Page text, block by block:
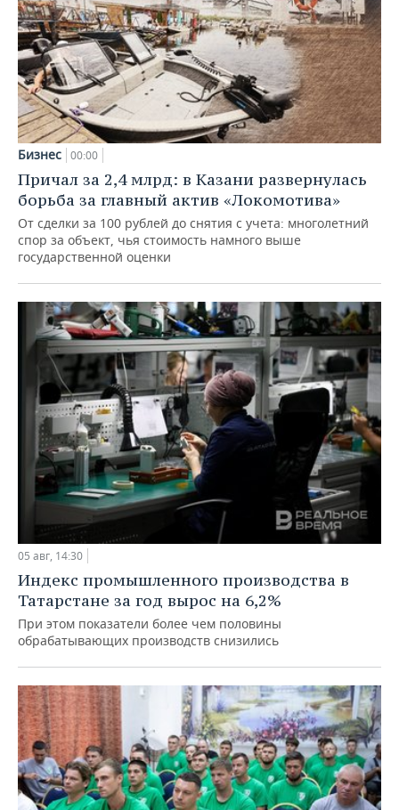
Бизнес 00:00
Причал за 2,4 млрд: в Казани развернулась
борьба за главный актив «Локомотива»
От сделки за 100 рублей до снятия с учета: многолетний
спор за объект, чья стоимость намного выше
государственной оценки
05 авг, 14:30
Индекс промышленного производства в
Татарстане за год вырос на 6,2%
При этом показатели более чем половины
обрабатывающих производств снизились